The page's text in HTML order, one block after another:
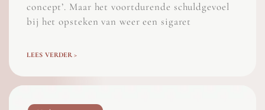
concept’. Maar het voortdurende schuldgevoel
bij het opsteken van weer een sigaret
LEES VERDER >